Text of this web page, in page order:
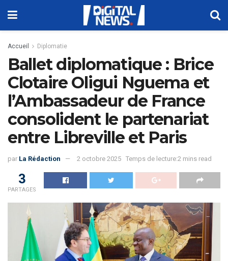
Accueil Diplomatie
Ballet diplomatique : Brice
Clotaire Oligui Nguema et
l’Ambassadeur de France
consolident le partenariat
entre Libreville et Paris
par La Rédaction 2 octobre 2025 Temps de lecture:2 mins read
3
PARTAGES